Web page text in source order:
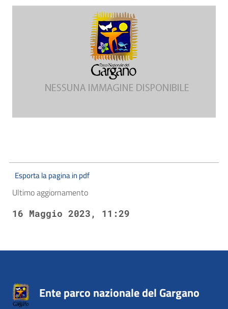
Esporta la pagina in pdf
Ultimo aggiornamento
16 Maggio 2023, 11:29
Ente parco nazionale del Gargano